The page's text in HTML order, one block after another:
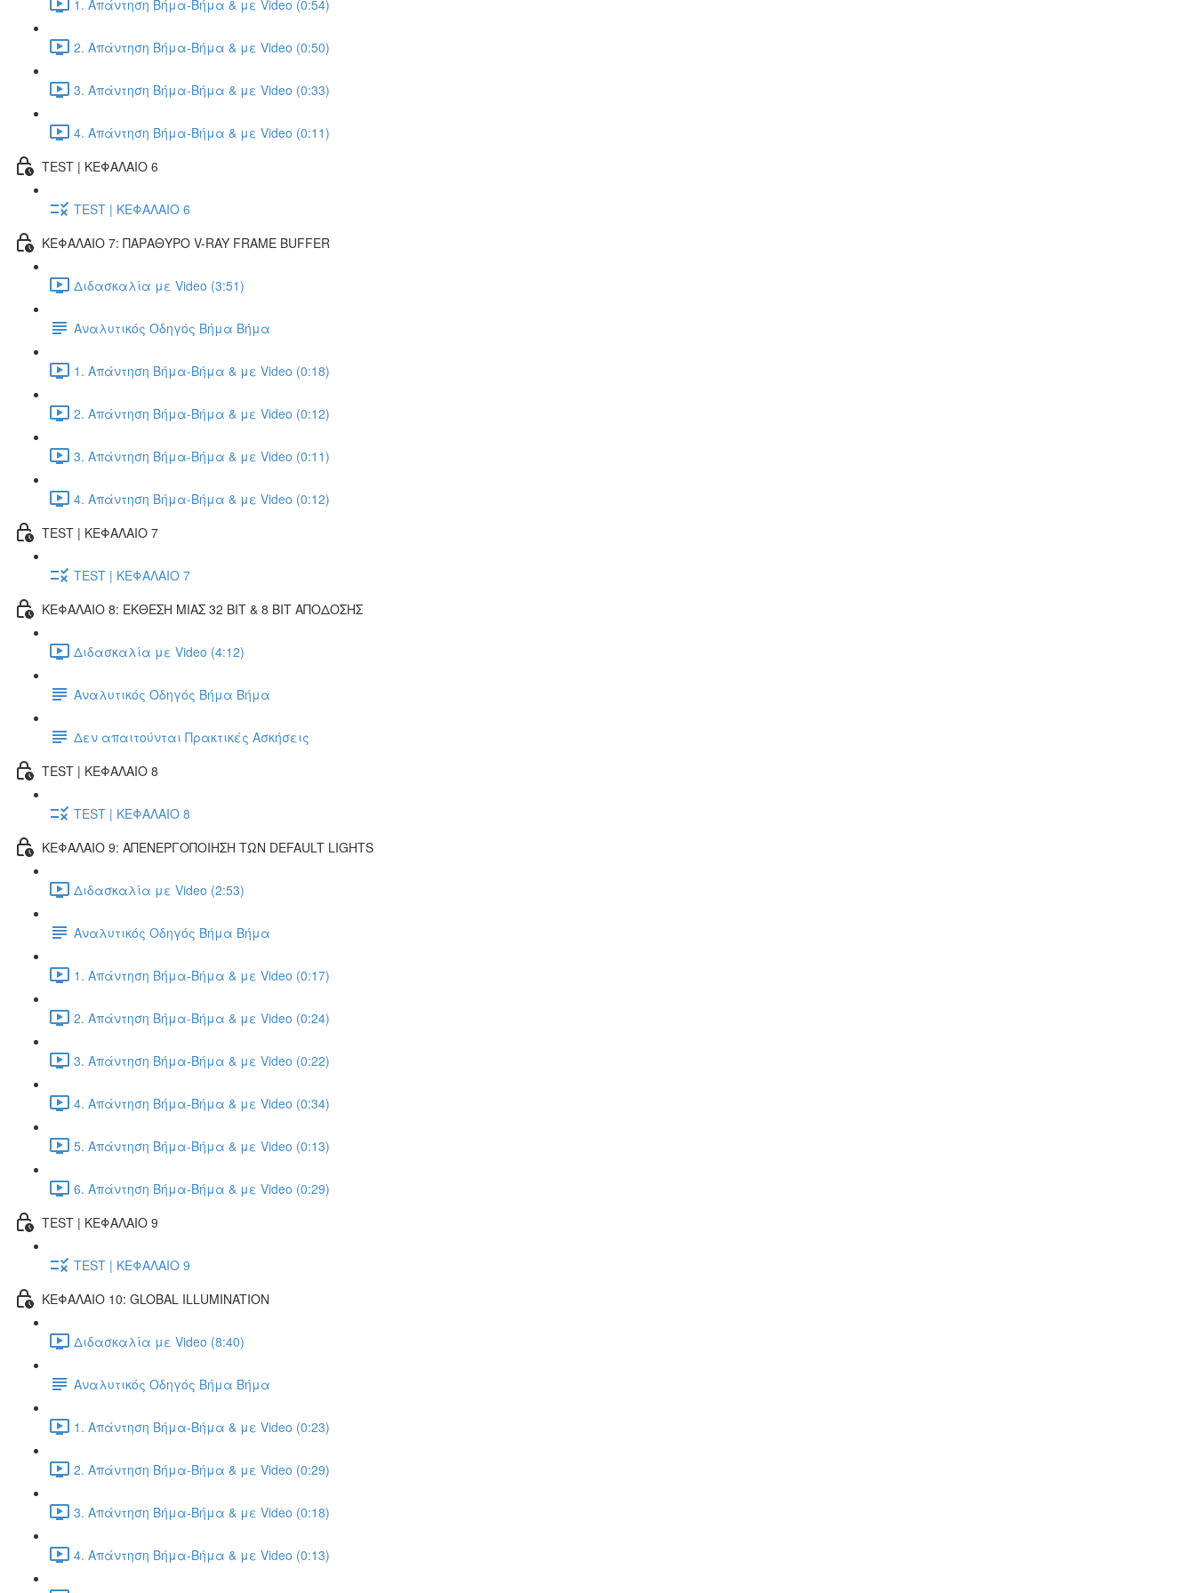
1. Απάντηση Βήμα-Βήμα & με Video (0:54)
2. Απάντηση Βήμα-Βήμα & με Video (0:50)
3. Απάντηση Βήμα-Βήμα & με Video (0:33)
4. Απάντηση Βήμα-Βήμα & με Video (0:11)
TEST | ΚΕΦΑΛΑΙΟ 6
TEST | ΚΕΦΑΛΑΙΟ 6
ΚΕΦΑΛΑΙΟ 7: ΠΑΡΑΘΥΡΟ V-RAY FRAME BUFFER
Διδασκαλία με Video (3:51)
Αναλυτικός Οδηγός Βήμα Βήμα
1. Απάντηση Βήμα-Βήμα & με Video (0:18)
2. Απάντηση Βήμα-Βήμα & με Video (0:12)
3. Απάντηση Βήμα-Βήμα & με Video (0:11)
4. Απάντηση Βήμα-Βήμα & με Video (0:12)
TEST | ΚΕΦΑΛΑΙΟ 7
TEST | ΚΕΦΑΛΑΙΟ 7
ΚΕΦΑΛΑΙΟ 8: ΕΚΘΕΣΗ ΜΙΑΣ 32 BIT & 8 BIT ΑΠΟΔΟΣΗΣ
Διδασκαλία με Video (4:12)
Αναλυτικός Οδηγός Βήμα Βήμα
Δεν απαιτούνται Πρακτικές Ασκήσεις
TEST | ΚΕΦΑΛΑΙΟ 8
TEST | ΚΕΦΑΛΑΙΟ 8
ΚΕΦΑΛΑΙΟ 9: ΑΠΕΝΕΡΓΟΠΟΙΗΣΗ ΤΩΝ DEFAULT LIGHTS
Διδασκαλία με Video (2:53)
Αναλυτικός Οδηγός Βήμα Βήμα
1. Απάντηση Βήμα-Βήμα & με Video (0:17)
2. Απάντηση Βήμα-Βήμα & με Video (0:24)
3. Απάντηση Βήμα-Βήμα & με Video (0:22)
4. Απάντηση Βήμα-Βήμα & με Video (0:34)
5. Απάντηση Βήμα-Βήμα & με Video (0:13)
6. Απάντηση Βήμα-Βήμα & με Video (0:29)
TEST | ΚΕΦΑΛΑΙΟ 9
TEST | ΚΕΦΑΛΑΙΟ 9
ΚΕΦΑΛΑΙΟ 10: GLOBAL ILLUMINATION
Διδασκαλία με Video (8:40)
Αναλυτικός Οδηγός Βήμα Βήμα
1. Απάντηση Βήμα-Βήμα & με Video (0:23)
2. Απάντηση Βήμα-Βήμα & με Video (0:29)
3. Απάντηση Βήμα-Βήμα & με Video (0:18)
4. Απάντηση Βήμα-Βήμα & με Video (0:13)